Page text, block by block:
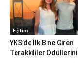
Eğitim
YKS’de İlk Bine Giren
Terakkililer Ödüllerini